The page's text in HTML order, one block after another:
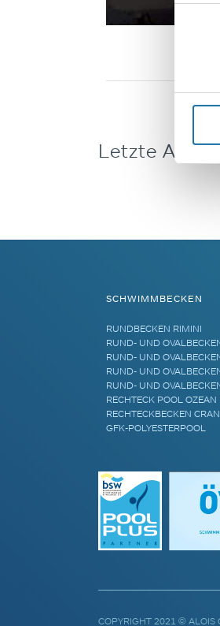
Letzte
SCHWIMMBECKEN
RUNDBECKEN RIMINI
RUND- UND
RUND- UND
RUND- UND
RUND- UND
RECHTECK POOL OZEAN
RECHTECKBECKEN
GFK-POLYESTERPOOL
COPYRIGHT 2021 © ALOIS